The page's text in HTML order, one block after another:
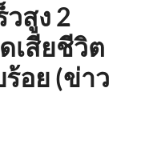
สูง 2
เสียชีวิต
อย (ข่าว